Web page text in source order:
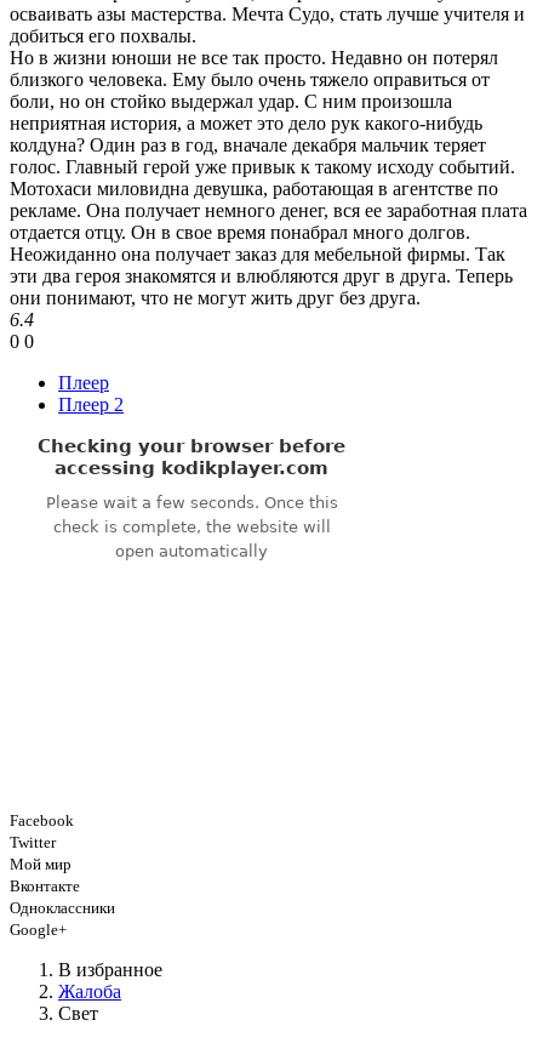
осваивать азы мастерства. Мечта Судо, стать лучше учителя и
добиться его похвалы.
Но в жизни юноши не все так просто. Недавно он потерял
близкого человека. Ему было очень тяжело оправиться от
боли, но он стойко выдержал удар. С ним произошла
неприятная история, а может это дело рук какого-нибудь
колдуна? Один раз в год, вначале декабря мальчик теряет
голос. Главный герой уже привык к такому исходу событий.
Мотохаси миловидна девушка, работающая в агентстве по
рекламе. Она получает немного денег, вся ее заработная плата
отдается отцу. Он в свое время понабрал много долгов.
Неожиданно она получает заказ для мебельной фирмы. Так
эти два героя знакомятся и влюбляются друг в друга. Теперь
они понимают, что не могут жить друг без друга.
6.4
0 0
Плеер
Плеер 2
Facebook
Twitter
Мой мир
Вконтакте
Одноклассники
Google+
В избранное
Жалоба
Свет